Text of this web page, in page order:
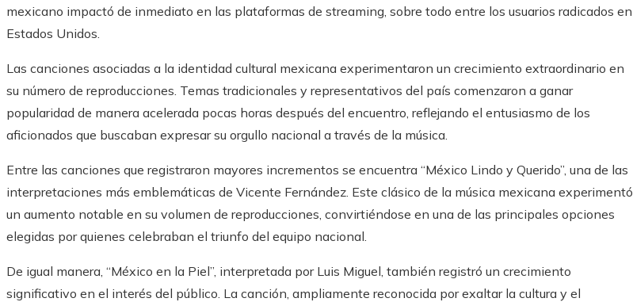
mexicano impactó de inmediato en las plataformas de streaming, sobre todo entre los usuarios radicados en
Estados Unidos.
Las canciones asociadas a la identidad cultural mexicana experimentaron un crecimiento extraordinario en
su número de reproducciones. Temas tradicionales y representativos del país comenzaron a ganar
popularidad de manera acelerada pocas horas después del encuentro, reflejando el entusiasmo de los
aficionados que buscaban expresar su orgullo nacional a través de la música.
Entre las canciones que registraron mayores incrementos se encuentra “México Lindo y Querido”, una de las
interpretaciones más emblemáticas de Vicente Fernández. Este clásico de la música mexicana experimentó
un aumento notable en su volumen de reproducciones, convirtiéndose en una de las principales opciones
elegidas por quienes celebraban el triunfo del equipo nacional.
De igual manera, “México en la Piel”, interpretada por Luis Miguel, también registró un crecimiento
significativo en el interés del público. La canción, ampliamente reconocida por exaltar la cultura y el